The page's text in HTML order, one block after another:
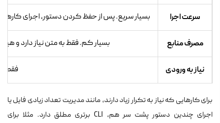
سرعت اجرا بسیار سریع. پس از حفظ کردن دستور، اجرای
مصرف منابع بسیار کم. فقط به متن نیاز دارد و
نیاز به ورودی فقط
برای کارهایی که نیاز به تکرار زیاد دارند، مانند مدیریت تعداد زیادی فایل یا
اجرای چندین دستور پشت سر هم، CLI برتری مطلق دارد. مثلا برای